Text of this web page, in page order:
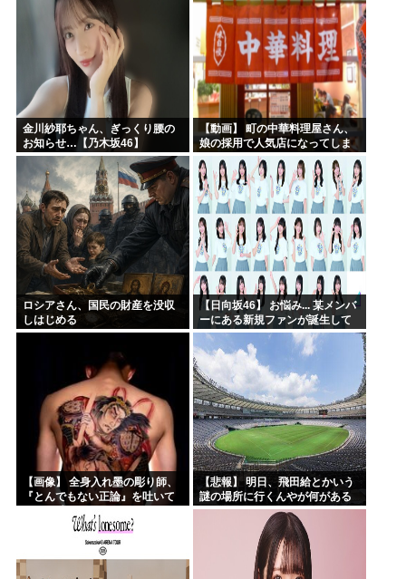
金川紗耶ちゃん、ぎっくり腰の
お知らせ…【乃木坂46】
【動画】 町の中華料理屋さん、
娘の採用で人気店になってしま
う
ロシアさん、国民の財産を没収
しはじめる
【日向坂46】 お悩み... 某メンバ
ーにある新規ファンが誕生して
いた
【画像】 全身入れ墨の彫り師、
『とんでもない正論』を吐いて
【悲報】 明日、飛田給とかいう
謎の場所に行くんやが何がある
んや????・・・・・・・・・